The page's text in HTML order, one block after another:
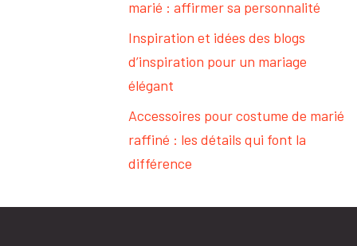
marié : affirmer sa personnalité
Inspiration et idées des blogs
d’inspiration pour un mariage
élégant
Accessoires pour costume de marié
raffiné : les détails qui font la
différence